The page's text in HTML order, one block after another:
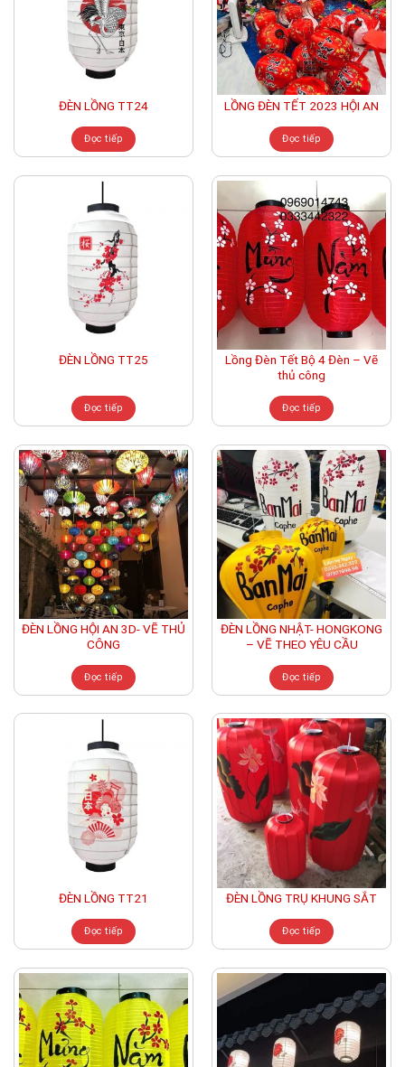
ĐÈN LỒNG TT24
Đọc tiếp
LỒNG ĐÈN TẾT 2023 HỘI AN
Đọc tiếp
ĐÈN LỒNG TT25
Đọc tiếp
Lồng Đèn Tết Bộ 4 Đèn – Vẽ
thủ công
Đọc tiếp
ĐÈN LỒNG HỘI AN 3D- VẼ THỦ
CÔNG
Đọc tiếp
ĐÈN LỒNG NHẬT- HONGKONG
– VẼ THEO YÊU CẦU
Đọc tiếp
ĐÈN LỒNG TT21
Đọc tiếp
ĐÈN LỒNG TRỤ KHUNG SẮT
Đọc tiếp